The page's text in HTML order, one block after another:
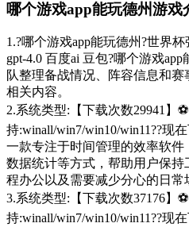
哪个游戏app能玩德州游戏
1.?哪个游戏app能玩德州?世界
gpt-4.0 百度ai 豆包?哪个游戏
队整理备战情况、阵容信息和
相关内容。
2.系统类型:【下载次数29941】
持:winall/win7/win10/win11??现
一款专注于时间管理的效率软
数据统计等方式，帮助用户保
程办公以及需要减少分心的日常
3.系统类型:【下载次数37176】
持:winall/win7/win10/win11??现